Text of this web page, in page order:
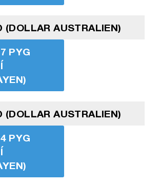
(DOLLAR AUSTRALIEN)
PYG
(DOLLAR AUSTRALIEN)
PYG